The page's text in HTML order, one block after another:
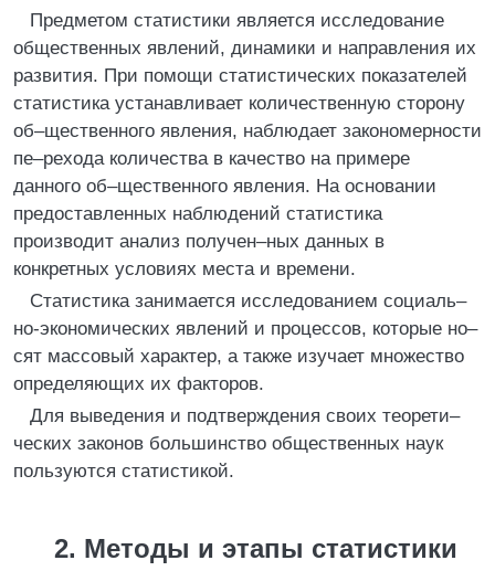
Предметом статистики является исследование
общественных явлений, динамики и направления их
развития. При помощи статистических показателей
статистика устанавливает количественную сторону
об–щественного явления, наблюдает закономерности
пе–рехода количества в качество на примере
данного об–щественного явления. На основании
предоставленных наблюдений статистика
производит анализ получен–ных данных в
конкретных условиях места и времени.
Статистика занимается исследованием социаль–
но-экономических явлений и процессов, которые но–
сят массовый характер, а также изучает множество
определяющих их факторов.
Для выведения и подтверждения своих теорети–
ческих законов большинство общественных наук
пользуются статистикой.
2. Методы и этапы статистики